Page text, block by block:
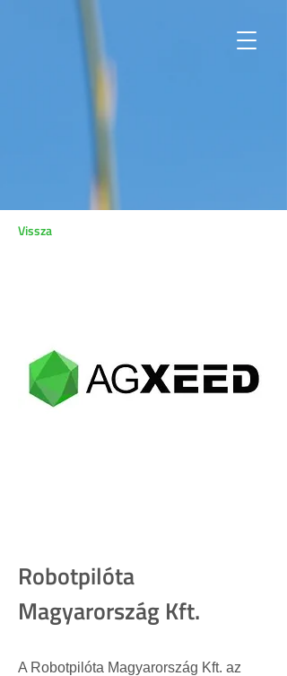
Vissza
Robotpilóta
Magyarország Kft.
A Robotpilóta Magyarország Kft. az